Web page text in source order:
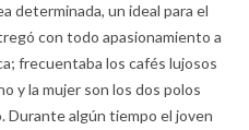
determinada, un ideal para el
con todo apasionamiento a
frecuentaba los cafés lujosos
y la mujer son los dos polos
Durante algún tiempo el joven